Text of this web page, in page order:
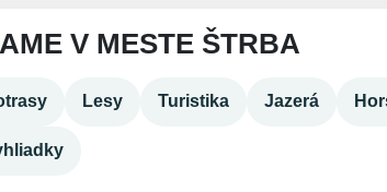
V MESTE ŠTRBA
Lesy Turistika Jazerá